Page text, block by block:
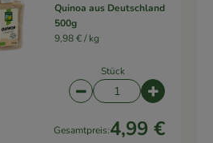
Quinoa aus Deutschland
500g
9,98 € /kg
Stück
Artikelanzahl
Gesamtpreis:4,99 €